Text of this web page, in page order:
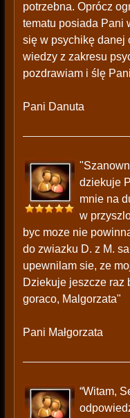
potrzebna. Oprócz
tematu posiada Pani
się w psychikę danej
wiedzy z zakresu
pozdrawiam i ślę
Pani Danuta
dziekuje
mnie na
w
byc moze nie
do zwiazku D. z M.
upewnilam sie, ze
Dziekuje jeszcze raz
goraco, Malgorzata"
Pani Małgorzata
“Witam,